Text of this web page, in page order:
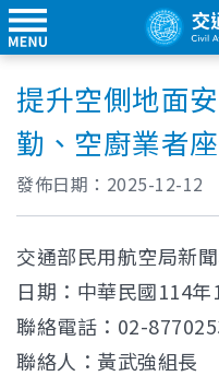
提升空側地面
勤、空廚業者
發佈日期： 2025-12-12
交通部民用航空局新
日期：中華民國114年
聯絡電話：02-
聯絡人：黃武強組長